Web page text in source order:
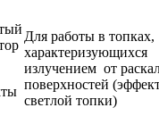
Для работы в топках,
характеризующихся
излучением от
поверхностей
светлой топки)